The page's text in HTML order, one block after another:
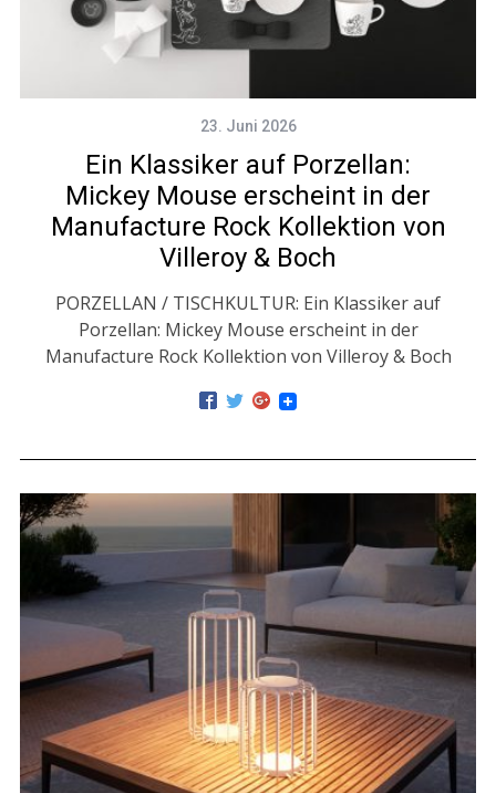
23. Juni 2026
Ein Klassiker auf Porzellan:
Mickey Mouse erscheint in der
Manufacture Rock Kollektion von
Villeroy & Boch
PORZELLAN / TISCHKULTUR: Ein Klassiker auf
Porzellan: Mickey Mouse erscheint in der
Manufacture Rock Kollektion von Villeroy & Boch